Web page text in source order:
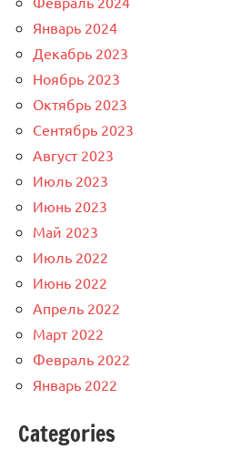
Январь 2024
Декабрь 2023
Ноябрь 2023
Октябрь 2023
Сентябрь 2023
Август 2023
Июль 2023
Июнь 2023
Май 2023
Июль 2022
Июнь 2022
Апрель 2022
Март 2022
Февраль 2022
Январь 2022
Categories